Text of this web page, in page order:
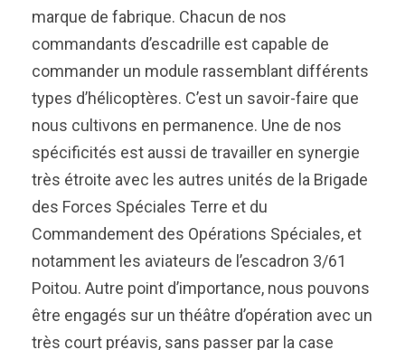
marque de fabrique. Chacun de nos
commandants d’escadrille est capable de
commander un module rassemblant différents
types d’hélicoptères. C’est un savoir-faire que
nous cultivons en permanence. Une de nos
spécificités est aussi de travailler en synergie
très étroite avec les autres unités de la Brigade
des Forces Spéciales Terre et du
Commandement des Opérations Spéciales, et
notamment les aviateurs de l’escadron 3/61
Poitou. Autre point d’importance, nous pouvons
être engagés sur un théâtre d’opération avec un
très court préavis, sans passer par la case